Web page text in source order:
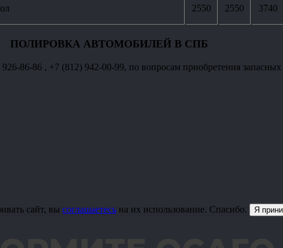
2550 2550 3740
ПОЛИРОВКА АВТОМОБИЛЕЙ В СПБ
86-86 , +7 (812) 942-00-99, по вопросам приобретения
сайт, вы соглашаетесь на их использование. Спасибо. Я